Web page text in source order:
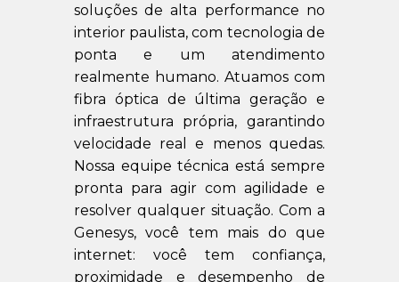
soluções de alta performance no
interior paulista, com tecnologia de
ponta e um atendimento
realmente humano. Atuamos com
fibra óptica de última geração e
infraestrutura própria, garantindo
velocidade real e menos quedas.
Nossa equipe técnica está sempre
pronta para agir com agilidade e
resolver qualquer situação. Com a
Genesys, você tem mais do que
internet: você tem confiança,
proximidade e desempenho de